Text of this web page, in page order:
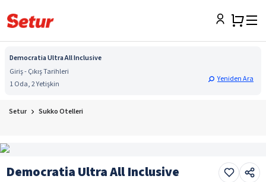
Democratia Ultra All Inclusive
Giriş - Çıkış Tarihleri
1 Oda, 2 Yetişkin
Yeniden Ara
Setur Sukko Otelleri
Democratia Ultra All Inclusive